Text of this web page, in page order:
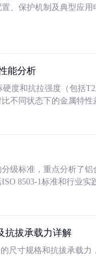
、保护机制及典型应
能分析
度和抗拉强度（包括
不同状态下的金属特性
级标准，重点分析了
8503-1标准和行业实
抗拔承载力详解
尺寸规格和抗拔承载